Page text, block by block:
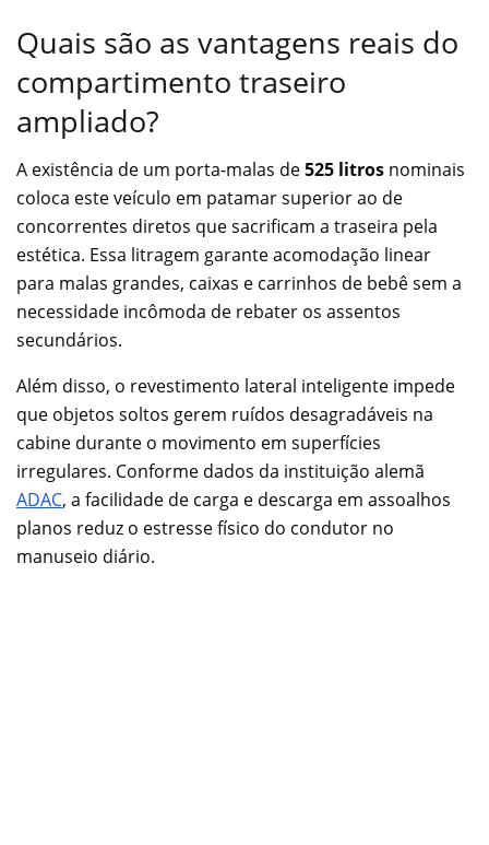
Quais são as vantagens reais do
compartimento traseiro
ampliado?
A existência de um porta-malas de525 litros nominais
coloca este veículo em patamar superior ao de
concorrentes diretos que sacrificam a traseira pela
estética. Essa litragem garante acomodação linear
para malas grandes, caixas e carrinhos de bebê sem a
necessidade incômoda de rebater os assentos
secundários.
Além disso, o revestimento lateral inteligente impede
que objetos soltos gerem ruídos desagradáveis na
cabine durante o movimento em superfícies
irregulares. Conforme dados da instituição alemã
ADAC, a facilidade de carga e descarga em assoalhos
planos reduz o estresse físico do condutor no
manuseio diário.